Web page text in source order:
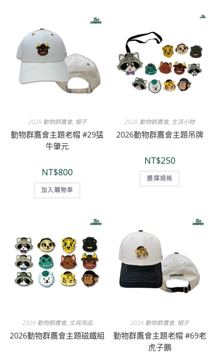
2026 動物群鷹會, 帽子
動物群鷹會主題老帽 #29猛
牛肇元
NT$800
加入購物車
2026 動物群鷹會, 生活小物
2026動物群鷹會主題吊牌
NT$250
選擇規格
2026 動物群鷹會, 文具用品
2026動物群鷹會主題磁鐵組
2026 動物群鷹會, 帽子
動物群鷹會主題老帽 #69老
虎子鵬